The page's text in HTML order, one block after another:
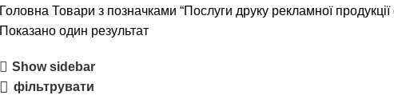
Головна Товари з позначками “Послуги друку рекламної продукції
Показано один результат
Show sidebar
фільтрувати